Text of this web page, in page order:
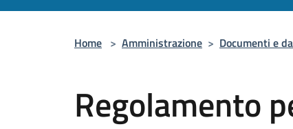
Home > Amministrazione > Documenti e
Regolamento